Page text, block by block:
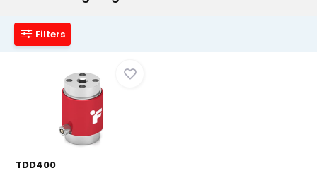
Filters
TDD400